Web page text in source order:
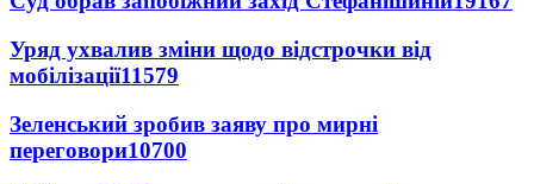
Уряд ухвалив зміни щодо відстрочки від
мобілізації11579
Зеленський зробив заяву про мирні
переговори10700